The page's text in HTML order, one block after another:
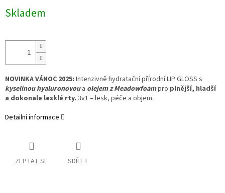
cena:
Skladem
NOVINKA VÁNOC 2025: Intenzivně hydratační přírodní LIP GLOSS s
kyselinou hyaluronovoua olejem z Meadowfoampro plnější, hladší
a dokonale lesklé rty. 3v1 = lesk, péče a objem.
Detailní informace
ZEPTAT SE SDÍLET